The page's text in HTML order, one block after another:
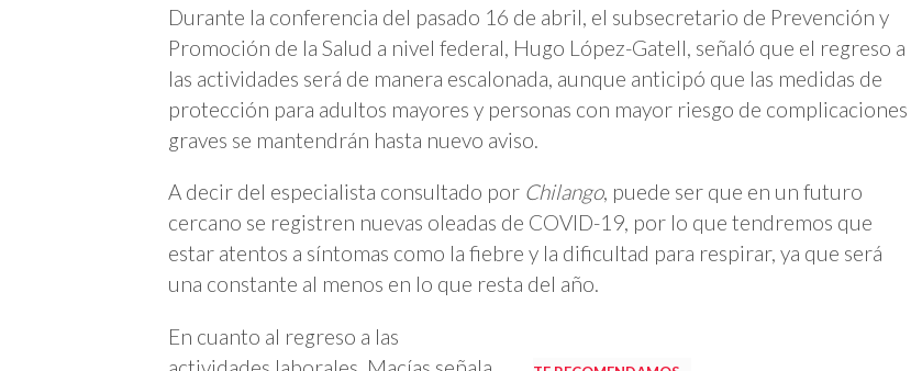
Durante la conferencia del pasado 16 de abril, el subsecretario de Prevención y
Promoción de la Salud a nivel federal, Hugo López-Gatell, señaló que el regreso a
las actividades será de manera escalonada, aunque anticipó que las medidas de
protección para adultos mayores y personas con mayor riesgo de complicaciones
graves se mantendrán hasta nuevo aviso.
A decir del especialista consultado por Chilango, puede ser que en un futuro
cercano se registren nuevas oleadas de COVID-19, por lo que tendremos que
estar atentos a síntomas como la fiebre y la dificultad para respirar, ya que será
una constante al menos en lo que resta del año.
En cuanto al regreso a las